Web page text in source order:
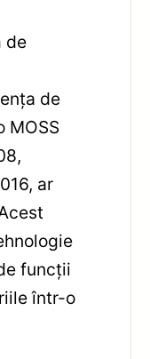
de
de
MOSS
ar
funcții
într-o